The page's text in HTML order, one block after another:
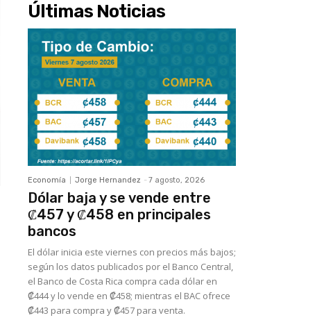
Últimas Noticias
Economía Jorge Hernandez - 7 agosto, 2026
Dólar baja y se vende entre
₡457 y ₡458 en principales
bancos
El dólar inicia este viernes con precios más bajos;
según los datos publicados por el Banco Central,
el Banco de Costa Rica compra cada dólar en
₡444 y lo vende en ₡458; mientras el BAC ofrece
₡443 para compra y ₡457 para venta.